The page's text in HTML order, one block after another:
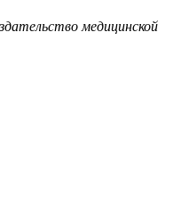
медицинской